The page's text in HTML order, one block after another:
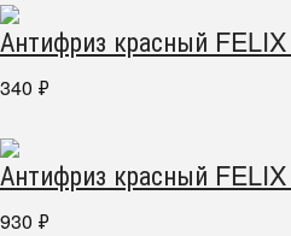
Антифриз красный
340 ₽
Антифриз красный
930 ₽